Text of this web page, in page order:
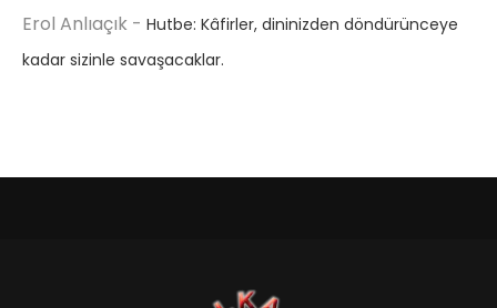
Erol Anlıaçık - Hutbe: Kâfirler, dininizden döndürünceye
kadar sizinle savaşacaklar.